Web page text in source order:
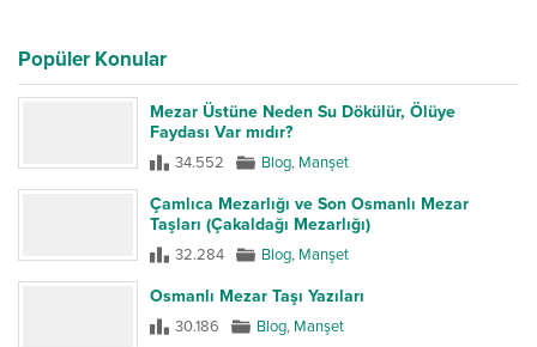
Popüler Konular
Mezar Üstüne Neden Su Dökülür, Ölüye
Faydası Var mıdır?
34.552 Blog, Manşet
Çamlıca Mezarlığı ve Son Osmanlı Mezar
Taşları (Çakaldağı Mezarlığı)
32.284 Blog, Manşet
Osmanlı Mezar Taşı Yazıları
30.186 Blog, Manşet